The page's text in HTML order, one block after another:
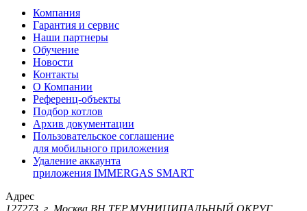
Компания
Гарантия и сервис
Наши партнеры
Обучение
Новости
Контакты
О Компании
Референц-объекты
Подбор котлов
Архив документации
Пользовательское соглашение
для мобильного приложения
Удаление аккаунта
приложения IMMERGAS SMART
Адрес
127273, г. Москва ВН.ТЕР.МУНИЦИПАЛЬНЫЙ ОКРУГ